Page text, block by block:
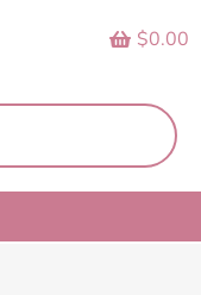
$0.00